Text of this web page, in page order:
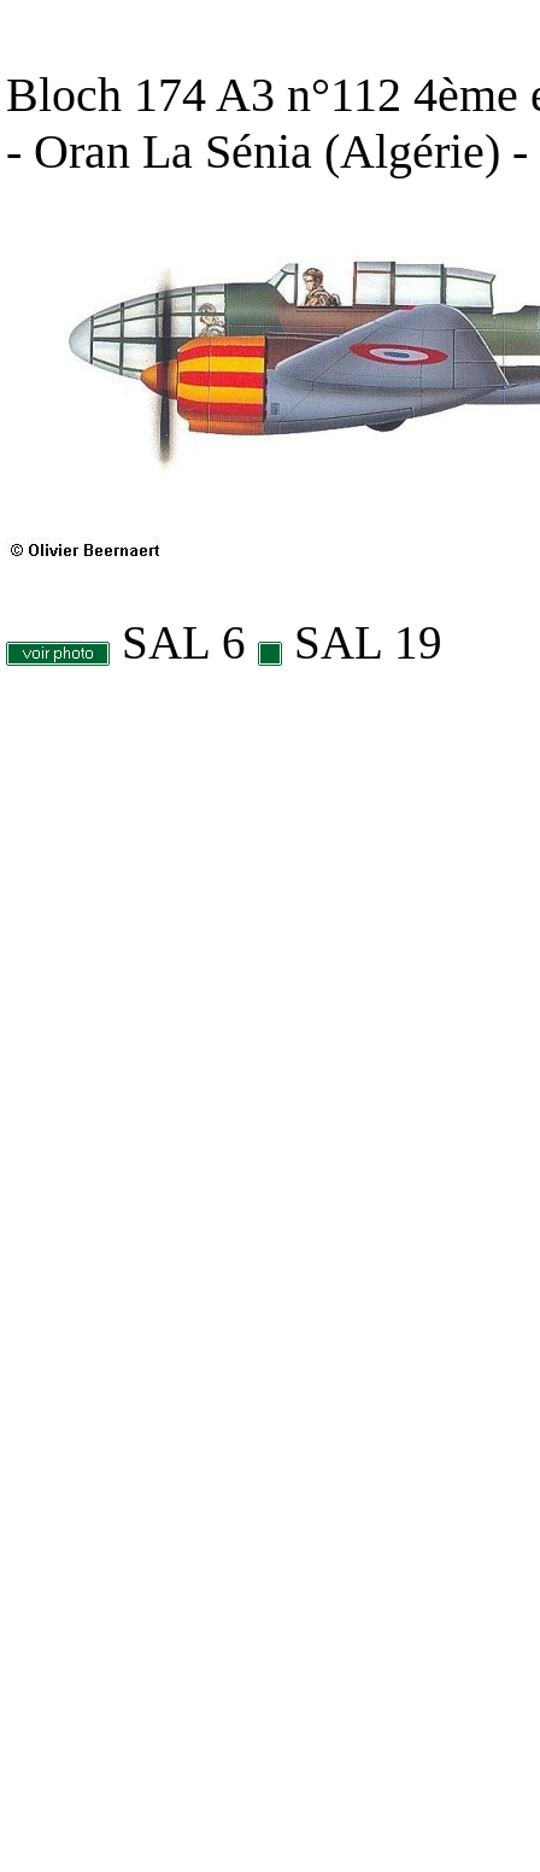
Bloch 174 A3 n°112
- Oran La Sénia (Algérie)
SAL 6 SAL 19